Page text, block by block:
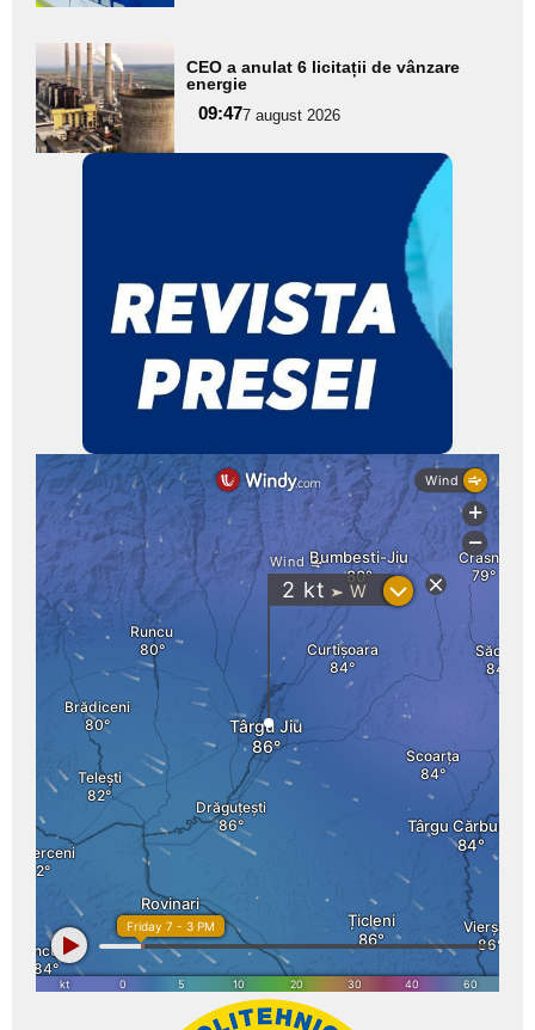
Adaugă
aici textul
pentru
subtitlu
CEO a anulat 6 licitații de vânzare
energie
09:477 august 2026